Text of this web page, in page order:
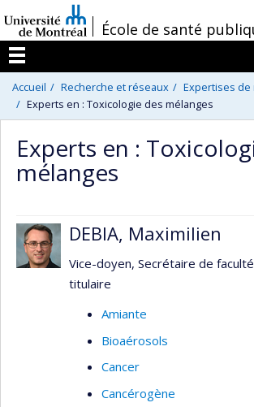
au
contenu
/École de santé
Menu
Accueil Recherche et réseaux
Expertises de
Experts en : Toxicologie des mélanges
Experts en :
mélanges
DEBIA, Maximilien
Vice-doyen, Secrétaire de
titulaire
Amiante
Bioaérosols
Cancer
Cancérogène